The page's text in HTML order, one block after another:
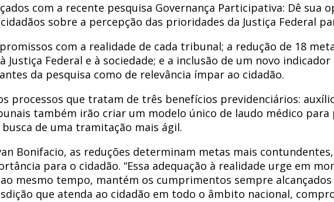
com a recente pesquisa Governança Participativa: Dê sua
sobre a percepção das prioridades da Justiça Federal
com a realidade de cada tribunal; a redução de 18
Federal e à sociedade; e a inclusão de um novo
da pesquisa como de relevância ímpar ao cidadão.
que tratam de três benefícios previdenciários:
também irão criar um modelo único de laudo médico
de uma tramitação mais ágil.
Bonifacio, as reduções determinam metas mais
para o cidadão. “Essa adequação à realidade urge em
mesmo tempo, mantém os cumprimentos sempre
que atenda ao cidadão em todo o âmbito nacional,